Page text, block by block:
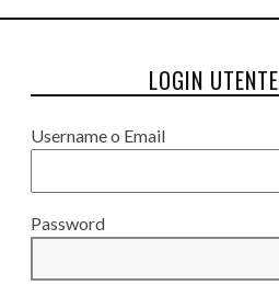
LOGIN UTENTE
Username o Email
Password